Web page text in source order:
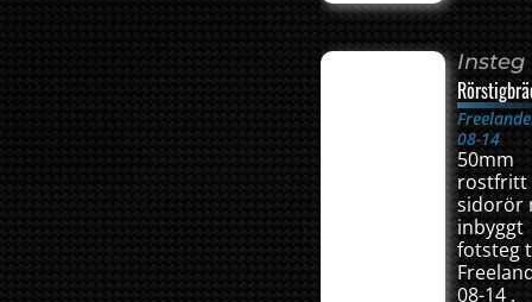
Insteg
08-14
50mm
rostfritt
sidorör
inbyggt
fotsteg
08-14 .